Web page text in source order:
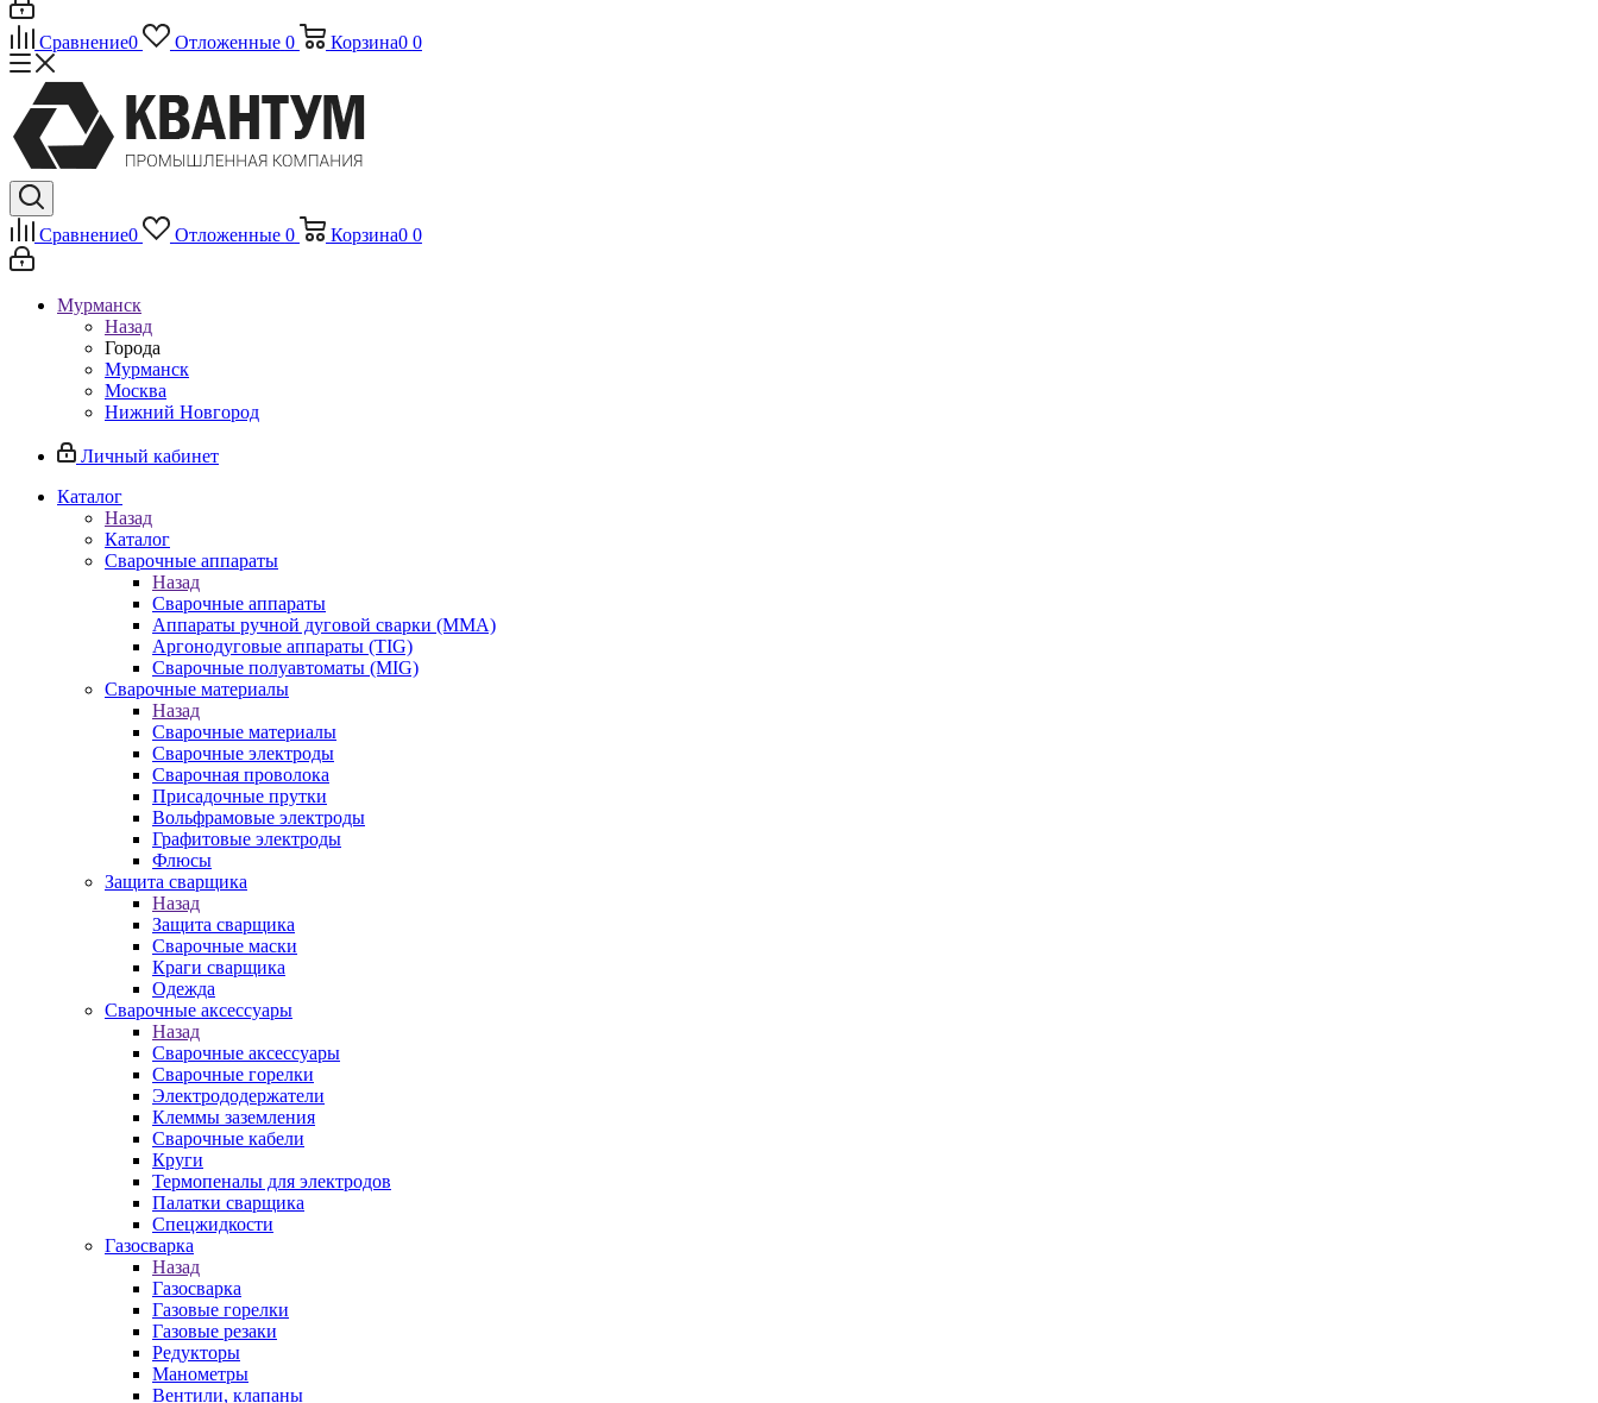
Сравнение0 Отложенные 0 Корзина0 0
Сравнение0 Отложенные 0 Корзина0 0
Мурманск
Назад
Города
Мурманск
Москва
Нижний Новгород
Личный кабинет
Каталог
Назад
Каталог
Сварочные аппараты
Назад
Сварочные аппараты
Аппараты ручной дуговой сварки (MMA)
Аргонодуговые аппараты (TIG)
Сварочные полуавтоматы (MIG)
Сварочные материалы
Назад
Сварочные материалы
Сварочные электроды
Сварочная проволока
Присадочные прутки
Вольфрамовые электроды
Графитовые электроды
Флюсы
Защита сварщика
Назад
Защита сварщика
Сварочные маски
Краги сварщика
Одежда
Сварочные аксессуары
Назад
Сварочные аксессуары
Сварочные горелки
Электрододержатели
Клеммы заземления
Сварочные кабели
Круги
Термопеналы для электродов
Палатки сварщика
Спецжидкости
Газосварка
Назад
Газосварка
Газовые горелки
Газовые резаки
Редукторы
Манометры
Вентили, клапаны